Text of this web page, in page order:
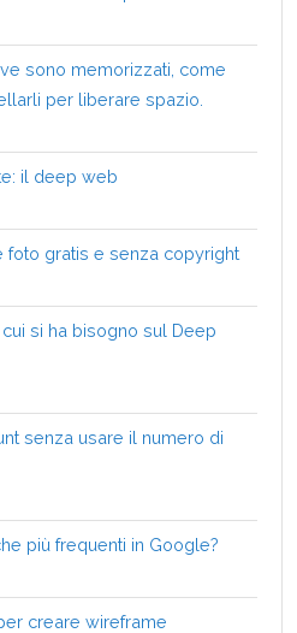
sono memorizzati, come
per liberare spazio.
il deep web
foto gratis e senza copyright
si ha bisogno sul Deep
senza usare il numero di
più frequenti in Google?
creare wireframe